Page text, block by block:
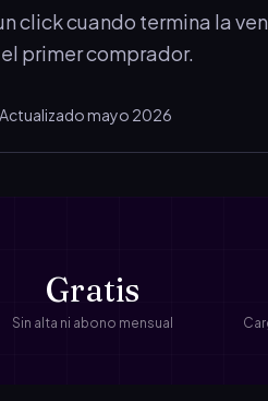
click cuando termina la
primer comprador.
Actualizado mayo 2026
Gratis
Sin alta ni abono mensual